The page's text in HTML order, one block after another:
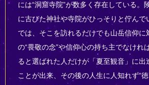
には“洞窟寺院”が数多く存在している。
に古びた神社や寺院がひっそりと佇んで
では、そこを訪れるだけでも山岳信仰に
の“畏敬の念”や信仰心の持ち主でなけれ
ると選ばれた人だけが「夏至観音」に出
ことが出来、その後の人生に人知れず“